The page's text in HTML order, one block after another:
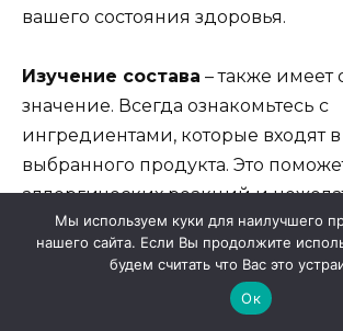
вашего состояния здоровья.
Изучение состава – также имеет
значение. Всегда ознакомьтесь с
ингредиентами, которые входят в
выбранного продукта. Это
аллергических реакций и
последствий. Если у вас есть
предрасположенность к
выбирать средства с
Мы используем куки для наилучшего
нашего сайта. Если Вы продолжите
будем считать что Вас это
Ок